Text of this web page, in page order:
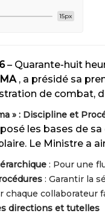
15px
– Quarante-huit
, a présidé sa
de combat,
» : Discipline et
les bases de
Le Ministre a
: Pour une
: Garantir la
chaque collaborateur
directions et tutelles